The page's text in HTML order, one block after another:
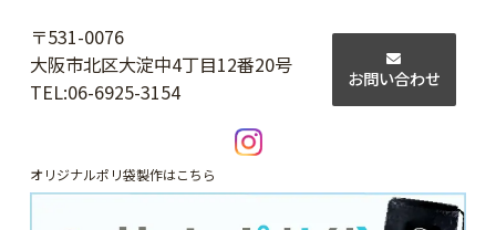
〒531-0076
大阪市北区大淀中4丁目12番20号
TEL:06-6925-3154
お問い合わせ
オリジナルポリ袋製作はこちら